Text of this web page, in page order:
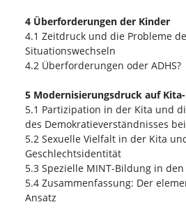
4 Überforderungen der Kinder
4.1 Zeitdruck und die Probleme
Situationswechseln
4.2 Überforderungen oder ADHS?
5 Modernisierungsdruck auf
5.1 Partizipation in der Kita und
des Demokratieverständnisses
5.2 Sexuelle Vielfalt in der Kita
Geschlechtsidentität
5.3 Spezielle MINT-Bildung in den
5.4 Zusammenfassung: Der
Ansatz